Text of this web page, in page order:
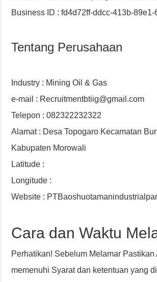
Business ID : fd4d72ff-ddcc-413b-
Tentang Perusahaan
Industry : Mining Oil & Gas
e-mail : Recruitmentbtiig@gmail.com
Telepon : 082322232322
Alamat : Desa Topogaro Kecamatan
Kabupaten Morowali
Latitude :
Longitude :
Website :
Cara dan Waktu
Perhatikan! Sebelum Melamar Pastikan
memenuhi Syarat dan ketentuan yang